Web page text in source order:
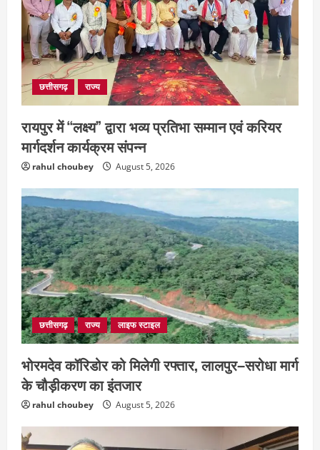
छत्तीसगढ़ राज्य
रायपुर में “लक्ष्य” द्वारा भव्य प्रतिभा सम्मान एवं करियर
मार्गदर्शन कार्यक्रम संपन्न
rahul choubey August 5, 2026
छत्तीसगढ़ राज्य लाइफ स्टाइल
भोरमदेव कॉरिडोर को मिलेगी रफ्तार, लालपुर–सरोधा मार्ग
के चौड़ीकरण का इंतजार
rahul choubey August 5, 2026